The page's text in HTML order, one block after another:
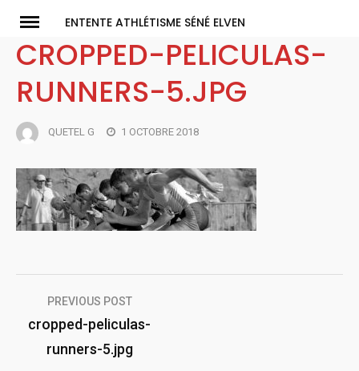
content
ENTENTE ATHLÉTISME SÉNÉ ELVEN
CROPPED-PELICULAS-
RUNNERS-5.JPG
QUETEL G 1 OCTOBRE 2018
Navigation
de
l’article
PREVIOUS POST
cropped-peliculas-
runners-5.jpg